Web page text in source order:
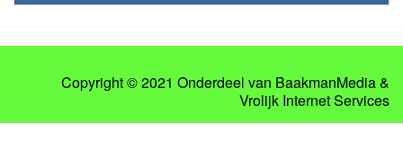
Copyright © 2021 Onderdeel van BaakmanMedia&
Vrolijk Internet Services